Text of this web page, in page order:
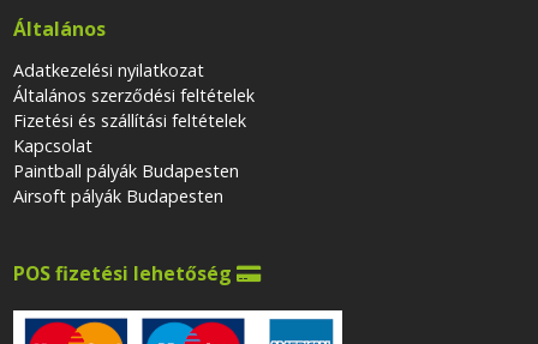
Általános
Adatkezelési nyilatkozat
Általános szerződési feltételek
Fizetési és szállítási feltételek
Kapcsolat
Paintball pályák Budapesten
Airsoft pályák Budapesten
POS fizetési lehetőség 